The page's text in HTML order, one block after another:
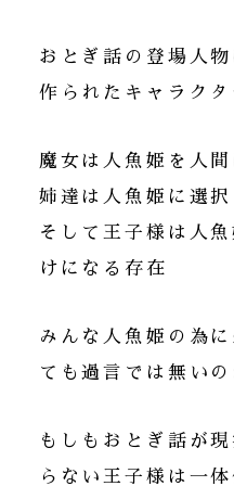
おとぎ話の登場人
作られたキャラクタ
魔女は人魚姫を人間
姉達は人魚姫に選
そして王子様は人
けになる存在
みんな人魚姫の為
ても過言では無い
もしもおとぎ話が
らない王子様は一